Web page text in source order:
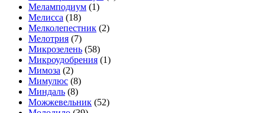
Меламподиум (1)
Мелисса (18)
Мелколепестник (2)
Мелотрия (7)
Микрозелень (58)
Микроудобрения (1)
Мимоза (2)
Мимулюс (8)
Миндаль (8)
Можжевельник (52)